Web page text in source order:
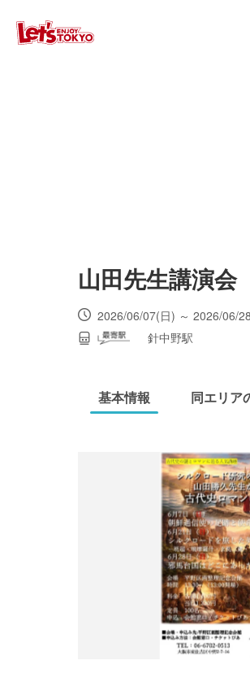
山田先生講演会
2026/06/07(日) ～ 2026/06/
針中野駅
基本情報 同エリア